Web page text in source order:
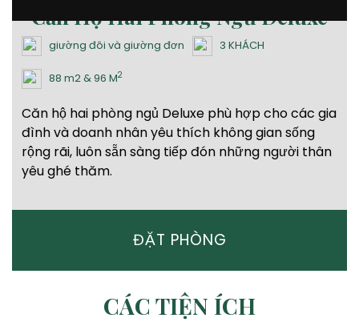
Căn Hộ Hai Phòng Ngủ Deluxe
giường đôi và giường đơn 3 KHÁCH
88 m2 & 96 M2
Căn hộ hai phòng ngủ Deluxe phù hợp cho các gia
đình và doanh nhân yêu thích không gian sống
rộng rãi, luôn sẵn sàng tiếp đón những người thân
yêu ghé thăm.
ĐẶT PHÒNG
CÁC TIỆN ÍCH